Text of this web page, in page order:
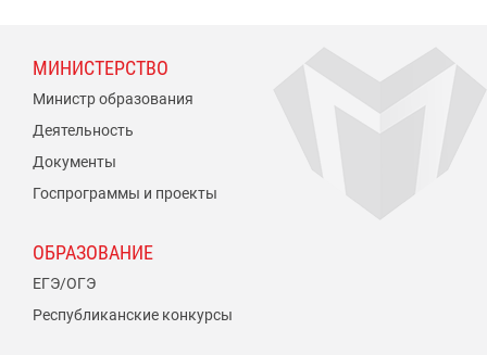
МИНИСТЕРСТВО
Министр образования
Деятельность
Документы
Госпрограммы и проекты
ОБРАЗОВАНИЕ
ЕГЭ/ОГЭ
Республиканские конкурсы